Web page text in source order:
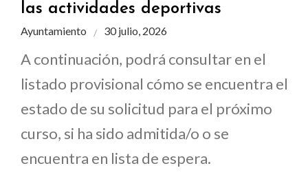
las actividades deportivas
Ayuntamiento 30 julio, 2026
A continuación, podrá consultar en el
listado provisional cómo se encuentra el
estado de su solicitud para el próximo
curso, si ha sido admitida/o o se
encuentra en lista de espera.